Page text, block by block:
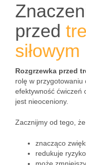
przed
siłowym
Rozgrzewka przed
rolę w przygotowaniu
efektywność ćwiczeń
jest nieoceniony.
Zacznijmy od tego,
znacząco
redukuje